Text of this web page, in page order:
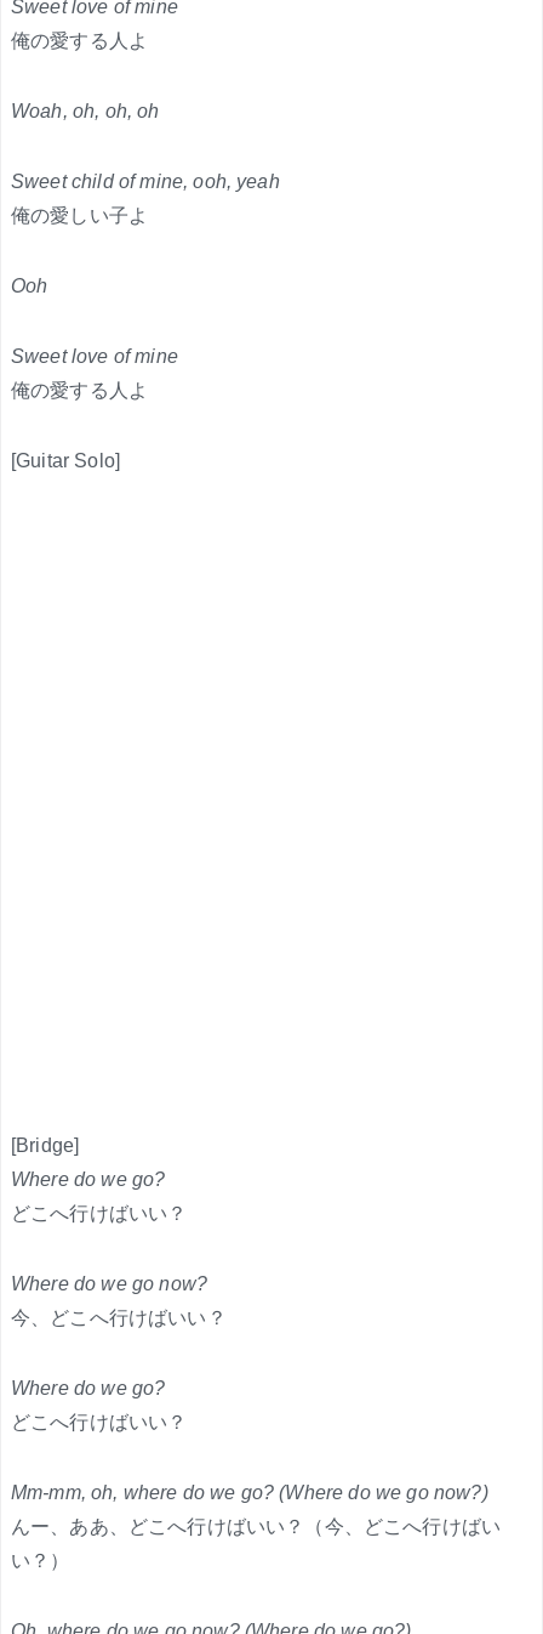
Sweet love of mine
俺の愛する人よ
Woah, oh, oh, oh
Sweet child of mine, ooh, yeah
俺の愛しい子よ
Ooh
Sweet love of mine
俺の愛する人よ
[Guitar Solo]
[Bridge]
Where do we go?
どこへ行けばいい？
Where do we go now?
今、どこへ行けばいい？
Where do we go?
どこへ行けばいい？
Mm-mm, oh, where do we go? (Where do we go now?)
んー、ああ、どこへ行けばいい？（今、どこへ行けばい
い？）